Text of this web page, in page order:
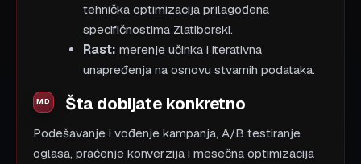
tehnička optimizacija prilagođena
specifičnostima Zlatiborski.
Rast: merenje učinka i iterativna
unapređenja na osnovu stvarnih podataka.
Šta dobijate konkretno
Podešavanje i vođenje kampanja, A/B testiranje
oglasa, praćenje konverzija i mesečna optimizacija